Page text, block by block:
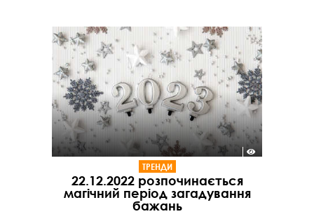
ТРЕНДИ
22.12.2022 розпочинається
магічний період загадування
бажань